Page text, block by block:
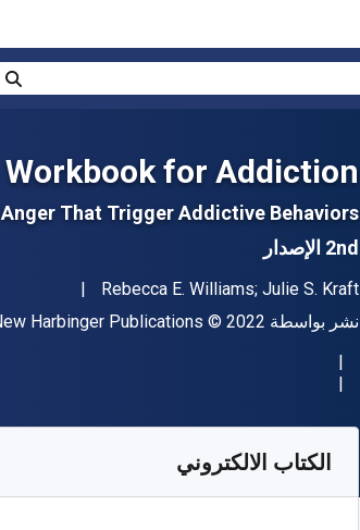
for Addiction
That Trigger Addictive Behaviors
2nd الإصدار
المؤلف (المؤلفون)
Rebecca E. Williams; Julie S. Kraft
الناشر
نشر بواسطة Harbinger Publications
حقوق الطبع والنشر © 2022
9781684038121
الكتاب الالكتروني